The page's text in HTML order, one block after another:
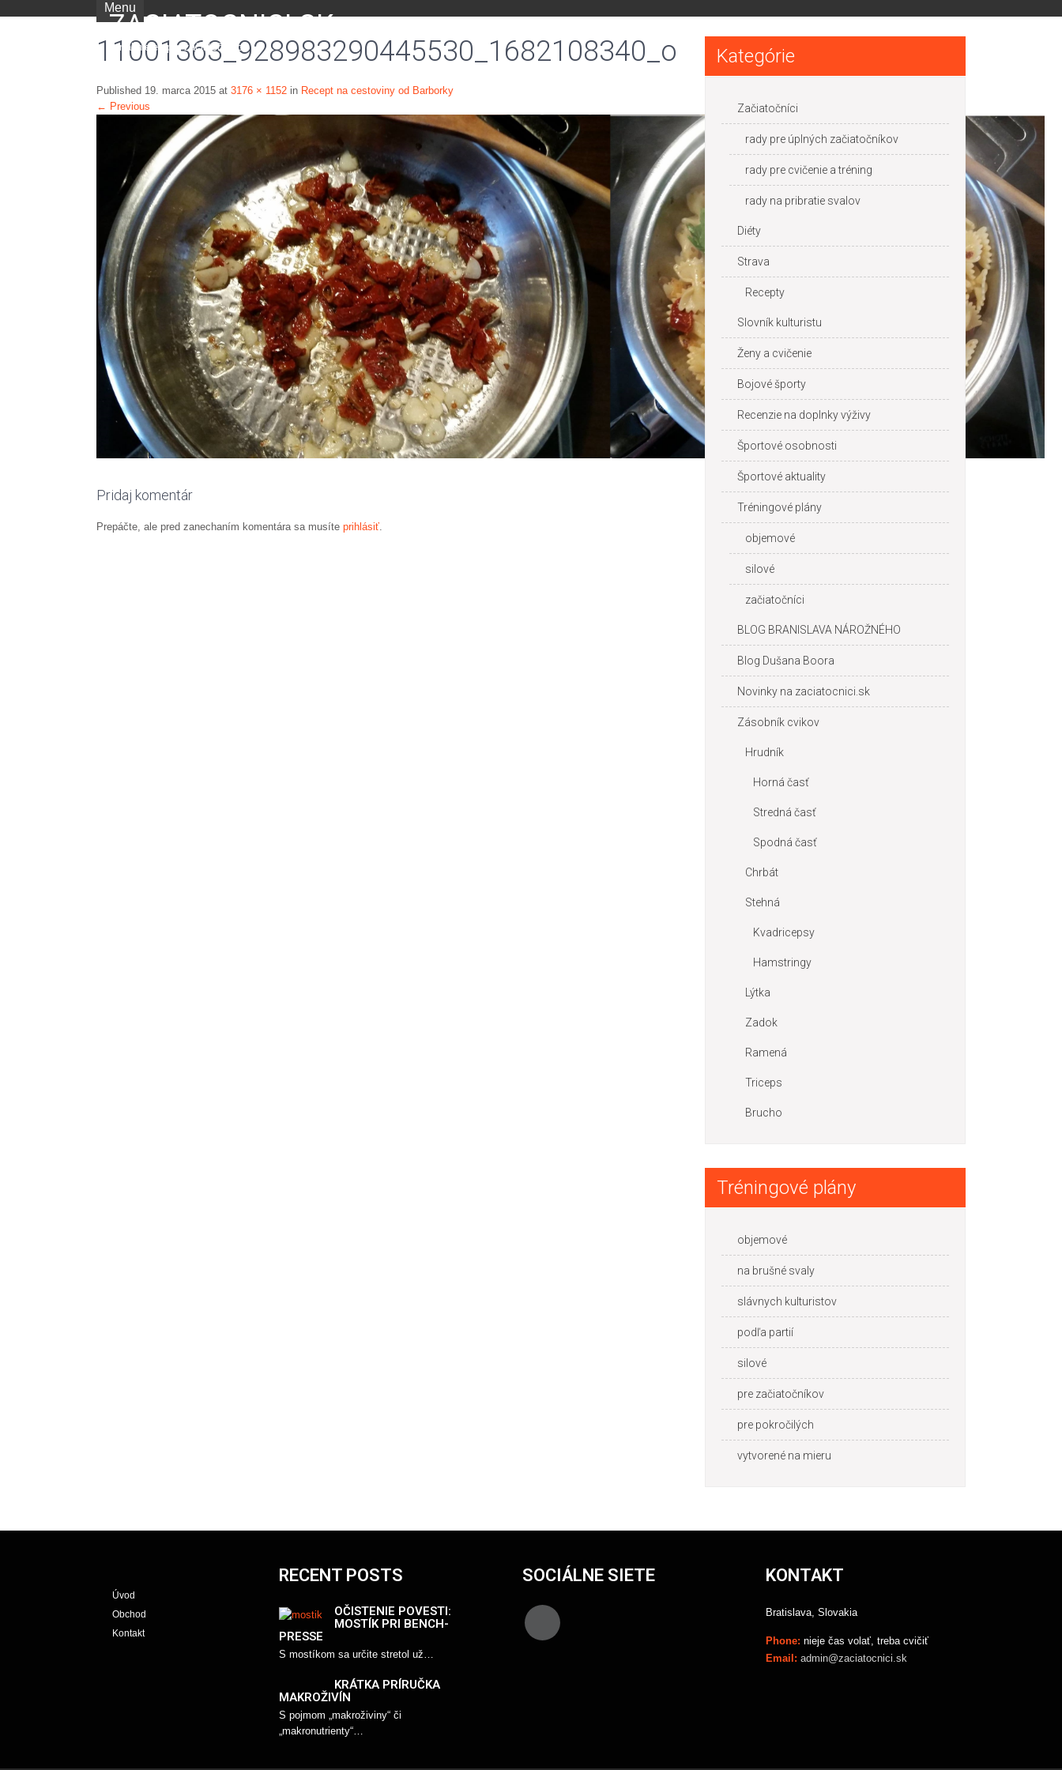
ZACIATOCNICI.SK
portál nielen pre začiatočníkov
Menu
11001363_928983290445530_1682108340_o
Published 19. marca 2015 at 3176 × 1152 in Recept na cestoviny od Barborky
← Previous
Pridaj komentár
Prepáčte, ale pred zanechaním komentára sa musíte prihlásiť.
Kategórie
Začiatočníci
rady pre úplných začiatočníkov
rady pre cvičenie a tréning
rady na pribratie svalov
Diéty
Strava
Recepty
Slovník kulturistu
Ženy a cvičenie
Bojové športy
Recenzie na doplnky výživy
Športové osobnosti
Športové aktuality
Tréningové plány
objemové
silové
začiatočníci
BLOG BRANISLAVA NÁROŽNÉHO
Blog Dušana Boora
Novinky na zaciatocnici.sk
Zásobník cvikov
Hrudník
Horná časť
Stredná časť
Spodná časť
Chrbát
Stehná
Kvadricepsy
Hamstringy
Lýtka
Zadok
Ramená
Triceps
Brucho
Tréningové plány
objemové
na brušné svaly
slávnych kulturistov
podľa partií
silové
pre začiatočníkov
pre pokročilých
vytvorené na mieru
Úvod
Obchod
Kontakt
RECENT POSTS
OČISTENIE POVESTI:
MOSTÍK PRI BENCH-
PRESSE
S mostíkom sa určite stretol už…
KRÁTKA PRÍRUČKA
MAKROŽIVÍN
S pojmom „makroživiny“ či
„makronutrienty“…
SOCIÁLNE SIETE KONTAKT
Bratislava, Slovakia
Phone: nieje čas volať, treba cvičiť
Email: admin@zaciatocnici.sk